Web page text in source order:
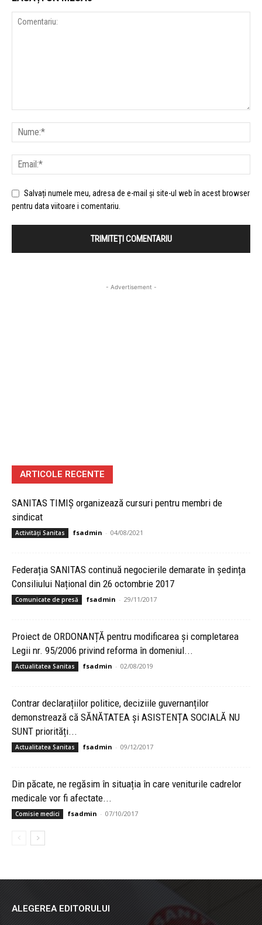
Salvați numele meu, adresa de e-mail și site-ul web în acest browser
pentru data viitoare i comentariu.
- Advertisement -
ARTICOLE RECENTE
SANITAS TIMIȘ organizează cursuri pentru membri de
sindicat
Activități Sanitas fsadmin - 04/08/2021
Federația SANITAS continuă negocierile demarate în ședința
Consiliului Național din 26 octombrie 2017
Comunicate de presă fsadmin - 29/11/2017
Proiect de ORDONANȚĂ pentru modificarea și completarea
Legii nr. 95/2006 privind reforma în domeniul...
Actualitatea Sanitas fsadmin - 02/08/2019
Contrar declarațiilor politice, deciziile guvernanților
demonstrează că SĂNĂTATEA și ASISTENȚA SOCIALĂ NU
SUNT priorități...
Actualitatea Sanitas fsadmin - 09/12/2017
Din păcate, ne regăsim în situația în care veniturile cadrelor
medicale vor fi afectate...
Comisie medici fsadmin - 07/10/2017
ALEGEREA EDITORULUI